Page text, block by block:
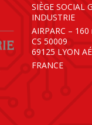
SIÈGE SOCIAL
INDUSTRIE
AIRPARC –
CS 50009
69125 LYON
FRANCE